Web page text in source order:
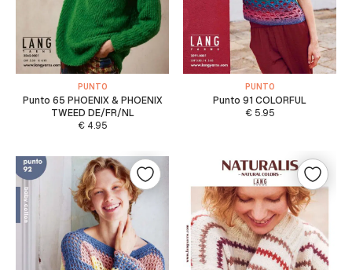
PUNTO
Punto 65 PHOENIX & PHOENIX
TWEED DE/FR/NL
€4.95
PUNTO
Punto 91 COLORFUL
€5.95